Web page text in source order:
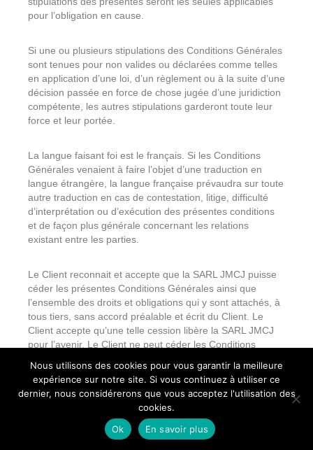
pour l’obligation en cause.
Si une ou plusieurs stipulations des Conditions Générales
sont tenues pour non valides ou déclarées comme telles
en application d’une loi, d’un règlement ou à la suite d’une
décision passée en force de chose jugée d’une juridiction
compétente, les autres stipulations garderont toute leur
force et leur portée.
La langue faisant foi est le français. Si les Conditions
Générales venaient à faire l’objet d’une traduction en
langue étrangère, la langue française prévaudra sur toute
autre traduction en cas de contestation, litige, difficulté
d’interprétation ou d’exécution des présentes conditions
et de façon plus générale concernant les relations
existant entre les parties.
Le Client reconnait et accepte que la SARL JMCJ puisse
céder les présentes Conditions Générales ainsi que
l’ensemble des droits et obligations qui y sont attachés, à
tous tiers, sans accord préalable et écrit du Client. Le
Client accepte qu’une telle cession libère la SARL JMCJ
pour l’avenir. Le Client ne peut céder les Conditions
aux tiers sans l’accord préalable et écrit de la SARL
JMCJ.
Conformément à l’article L.223-1 du Code de la
consommation, le consommateur qui ne souhaite pas
MEILLEUR TARIF GARANTI
Nous utilisons des cookies pour vous garantir la meilleure
expérience sur notre site. Si vous continuez à utiliser ce
dernier, nous considérerons que vous acceptez l'utilisation des
cookies.
Ok
En savoir plus